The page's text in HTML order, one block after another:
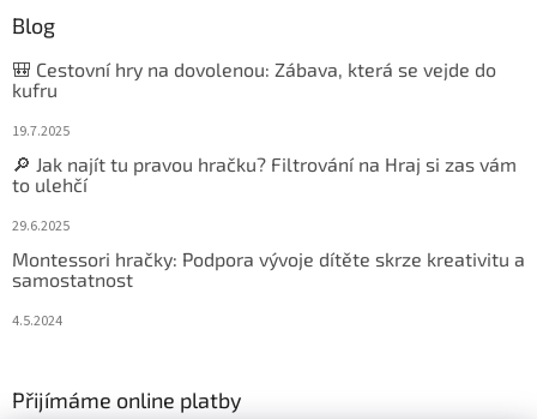
Blog
🎒 Cestovní hry na dovolenou: Zábava, která se vejde do
kufru
19.7.2025
🔎 Jak najít tu pravou hračku? Filtrování na Hraj si zas vám
to ulehčí
29.6.2025
Montessori hračky: Podpora vývoje dítěte skrze kreativitu a
samostatnost
4.5.2024
Přijímáme online platby